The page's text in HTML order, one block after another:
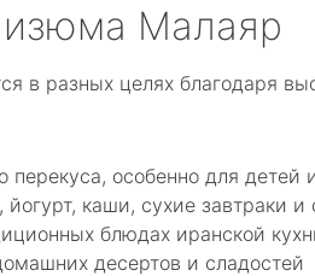
Малаяр
в разных целях благодаря
перекуса, особенно для детей
йогурт, каши, сухие завтраки и
блюдах иранской
десертов и сладостей